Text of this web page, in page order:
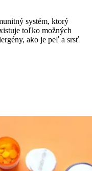
systém, ktorý
toľko možných
ako je peľ a srsť